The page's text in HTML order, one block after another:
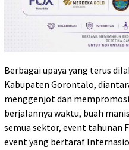
Berbagai upaya yang terus
Kabupaten Gorontalo,
menggenjot dan
berjalannya waktu, buah
semua sektor, event tahunan
event yang bertaraf